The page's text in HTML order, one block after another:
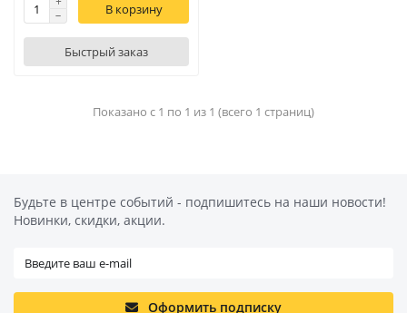
В корзину
Быстрый заказ
Показано с 1 по 1 из 1 (всего 1 страниц)
Будьте в центре событий - подпишитесь на наши новости!
Новинки, скидки, акции.
Оформить подписку